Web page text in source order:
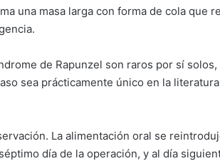
una masa larga con forma de cola que
de Rapunzel son raros por sí solos,
sea prácticamente único en la
La alimentación oral se
día de la operación, y al día